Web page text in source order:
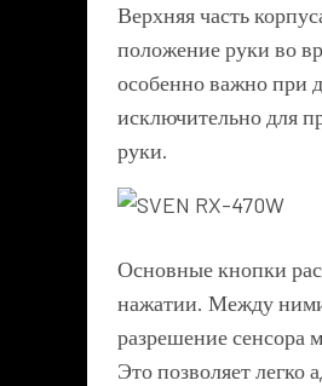
Верхняя часть
положение руки во
особенно важно при
исключительно для
руки.
Основные кнопки
нажатии. Между ними
разрешение сенсора
Это позволяет легко